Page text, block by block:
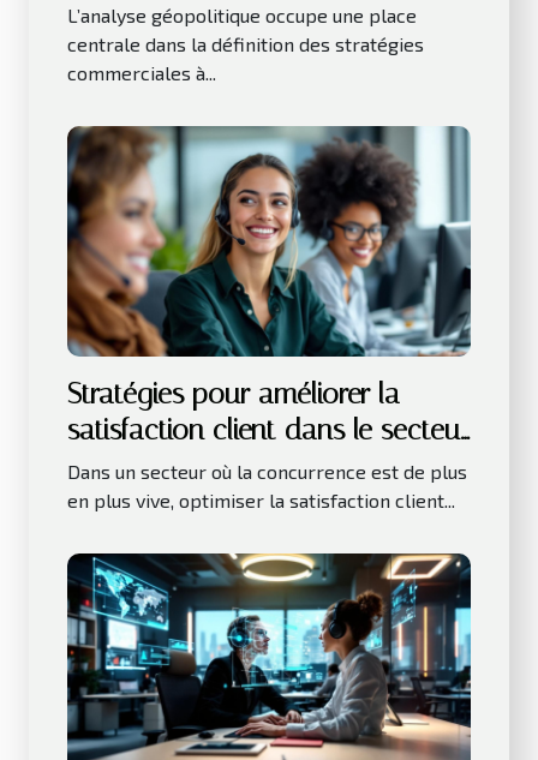
commerciales ?
L’analyse géopolitique occupe une place
centrale dans la définition des stratégies
commerciales à...
Stratégies pour améliorer la
satisfaction client dans le secteur
des services
Dans un secteur où la concurrence est de plus
en plus vive, optimiser la satisfaction client...